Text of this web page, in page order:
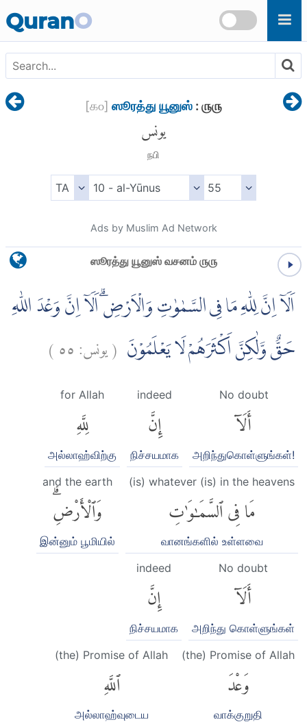
QuranO
[௧௦] ஸூரத்து யூனுஸ்: ௫௫
يونس
நபி
Ads by Muslim Ad Network
ஸூரத்து யூனுஸ் வசனம் ௫௫
اَلَآ اِنَّ لِلّٰهِ مَا فِى السَّمٰوٰتِ وَالْاَرْضِۗ اَلَآ اِنَّ وَعْدَ اللّٰهِ
حَقٌّ وَّلٰكِنَّ اَكْثَرَهُمْ لَا يَعْلَمُوْنَ (يونس:٥٥)
No doubt
أَلَآ
அறிந்துகொள்ளுங்கள்!
indeed
إِنَّ
நிச்சயமாக
for Allah
لِلَّهِ
அல்லாஹ்விற்கு
(is) whatever (is) in the heavens
مَا فِى ٱلسَّمَٰوَٰتِ
வானங்களில் உள்ளவை
and the earth
وَٱلْأَرْضِۗ
இன்னும் பூமியில்
No doubt
أَلَآ
அறிந்து கொள்ளுங்கள்
indeed
إِنَّ
நிச்சயமாக
(the) Promise of Allah
وَعْدَ
வாக்குறுதி
(the) Promise of Allah
ٱللَّهِ
அல்லாஹ்வுடைய